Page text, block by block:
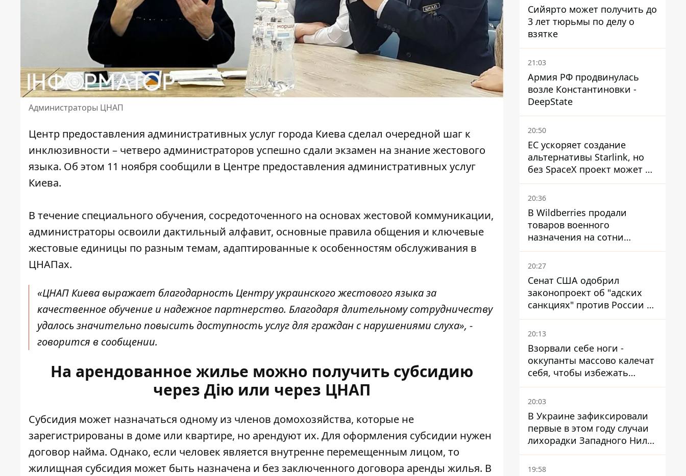
Администраторы ЦНАП
Центр предоставления административных услуг города Киева сделал очередной шаг к
инклюзивности – четверо администраторов успешно сдали экзамен на знание жестового
языка. Об этом 11 ноября сообщили в Центре предоставления административных услуг
Киева.
В течение специального обучения, сосредоточенного на основах жестовой коммуникации,
администраторы освоили дактильный алфавит, основные правила общения и ключевые
жестовые единицы по разным темам, адаптированные к особенностям обслуживания в
ЦНАПах.
«ЦНАП Киева выражает благодарность Центру украинского жестового языказа
качественное обучение и надежное партнерство. Благодаря длительному сотрудничеству
удалось значительно повысить доступность услуг для граждан с нарушениями слуха», -
говорится в сообщении.
На арендованное жилье можно получить субсидию
через Дію или через ЦНАП
Субсидия может назначаться одному из членов домохозяйства, которые не
зарегистрированы в доме или квартире, но арендуют их. Для оформления субсидии нужен
договор найма. Однако, если человек является внутренне перемещенным лицом, то
жилищная субсидия может быть назначена и без заключенного договора аренды жилья. В
Сийярто может получить до
3 лет тюрьмы по делу о
взятке
21:03
Армия РФ продвинулась
возле Константиновки -
DeepState
20:50
ЕС ускоряет создание
альтернативы Starlink, но
без SpaceX проект может не
обойтись
20:36
В Wildberries продали
товаров военного
назначения на сотни
миллионов, но удары ВСУ
изменили ситуацию
20:27
Сенат США одобрил
законопроект об "адских
санкциях" против России и
Ирана
20:13
Взорвали себе ноги -
оккупанты массово калечат
себя, чтобы избежать
штурмов - ГУР
20:03
В Украине зафиксировали
первые в этом году случаи
лихорадки Западного Нила:
два человека заразились
после укусов комаров
19:58